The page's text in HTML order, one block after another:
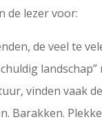
de lezer voor:
de veel te
vinden vaak
Barakken.